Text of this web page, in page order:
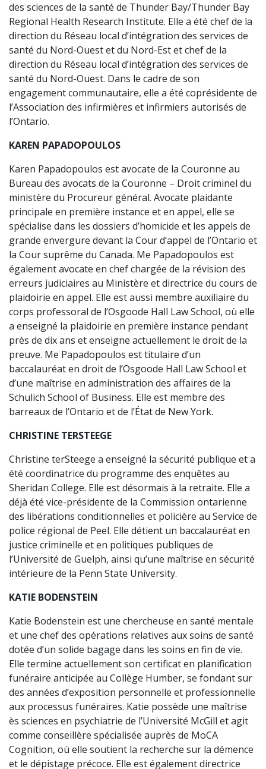
des sciences de la santé de Thunder Bay/Thunder Bay
Regional Health Research Institute. Elle a été chef de la
direction du Réseau local d’intégration des services de
santé du Nord-Ouest et du Nord-Est et chef de la
direction du Réseau local d’intégration des services de
santé du Nord-Ouest. Dans le cadre de son
engagement communautaire, elle a été coprésidente de
l’Association des infirmières et infirmiers autorisés de
l’Ontario.
KAREN PAPADOPOULOS
Karen Papadopoulos est avocate de la Couronne au
Bureau des avocats de la Couronne – Droit criminel du
ministère du Procureur général. Avocate plaidante
principale en première instance et en appel, elle se
spécialise dans les dossiers d’homicide et les appels de
grande envergure devant la Cour d’appel de l’Ontario et
la Cour suprême du Canada. Me Papadopoulos est
également avocate en chef chargée de la révision des
erreurs judiciaires au Ministère et directrice du cours de
plaidoirie en appel. Elle est aussi membre auxiliaire du
corps professoral de l’Osgoode Hall Law School, où elle
a enseigné la plaidoirie en première instance pendant
près de dix ans et enseigne actuellement le droit de la
preuve. Me Papadopoulos est titulaire d’un
baccalauréat en droit de l’Osgoode Hall Law School et
d’une maîtrise en administration des affaires de la
Schulich School of Business. Elle est membre des
barreaux de l’Ontario et de l’État de New York.
CHRISTINE TERSTEEGE
Christine terSteege a enseigné la sécurité publique et a
été coordinatrice du programme des enquêtes au
Sheridan College. Elle est désormais à la retraite. Elle a
déjà été vice-présidente de la Commission ontarienne
des libérations conditionnelles et policière au Service de
police régional de Peel. Elle détient un baccalauréat en
justice criminelle et en politiques publiques de
l’Université de Guelph, ainsi qu’une maîtrise en sécurité
intérieure de la Penn State University.
KATIE BODENSTEIN
Katie Bodenstein est une chercheuse en santé mentale
et une chef des opérations relatives aux soins de santé
dotée d’un solide bagage dans les soins en fin de vie.
Elle termine actuellement son certificat en planification
funéraire anticipée au Collège Humber, se fondant sur
des années d’exposition personnelle et professionnelle
aux processus funéraires. Katie possède une maîtrise
ès sciences en psychiatrie de l’Université McGill et agit
comme conseillère spécialisée auprès de MoCA
Cognition, où elle soutient la recherche sur la démence
et le dépistage précoce. Elle est également directrice